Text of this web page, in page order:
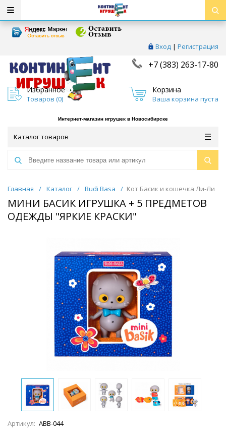
Вход | Регистрация
+7 (383) 263-17-80
Избранное
Товаров (0)
Корзина
Ваша корзина пуста
Интернет-магазин игрушек в Новосибирске
Каталог товаров
Главная / Каталог / Budi Basa / Кот Басик и кошечка Ли-Ли
МИНИ БАСИК ИГРУШКА + 5 ПРЕДМЕТОВ
ОДЕЖДЫ "ЯРКИЕ КРАСКИ"
Артикул: АВВ-044